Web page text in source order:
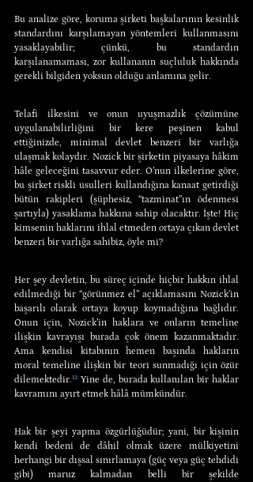
Bu analize göre, koruma şirketi başkalarının kesinlik
standardını karşılamayan yöntemleri kullanmasını
yasaklayabilir; çünkü, bu standardın
karşılanamaması, zor kullananın suçluluk hakkında
gerekli bilgiden yoksun olduğu anlamına gelir.
Telafi ilkesini ve onun uyuşmazlık çözümüne
uygulanabilirliğini bir kere peşinen kabul
ettiğinizde, minimal devlet benzeri bir varlığa
ulaşmak kolaydır. Nozick bir şirketin piyasaya hâkim
hâle geleceğini tasavvur eder. O’nun ilkelerine göre,
bu şirket riskli usulleri kullandığına kanaat getirdiği
bütün rakipleri (şüphesiz, “tazminat”ın ödenmesi
şartıyla) yasaklama hakkına sahip olacaktır. İşte! Hiç
kimsenin haklarını ihlal etmeden ortaya çıkan devlet
benzeri bir varlığa sahibiz, öyle mi?
Her şey devletin, bu süreç içinde hiçbir hakkın ihlal
edilmediği bir “görünmez el” açıklamasını Nozick’in
başarılı olarak ortaya koyup koymadığına bağlıdır.
Onun için, Nozick’in haklara ve onların temeline
ilişkin kavrayışı burada çok önem kazanmaktadır.
Ama kendisi kitabının hemen başında hakların
moral temeline ilişkin bir teori sunmadığı için özür
dilemektedir.¹² Yine de, burada kullanılan bir haklar
kavramını ayırt etmek hâlâ mümkündür.
Hak bir şeyi yapma özgürlüğüdür; yani, bir kişinin
kendi bedeni de dâhil olmak üzere mülkiyetini
herhangi bir dışsal sınırlamaya (güç veya güç tehdidi
gibi) maruz kalmadan belli bir şekilde